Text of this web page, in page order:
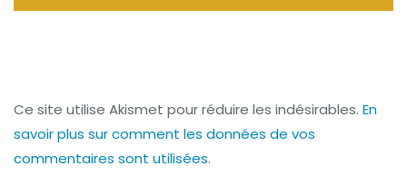
Ce site utilise Akismet pour réduire les indésirables. En
savoir plus sur comment les données de vos
commentaires sont utilisées.